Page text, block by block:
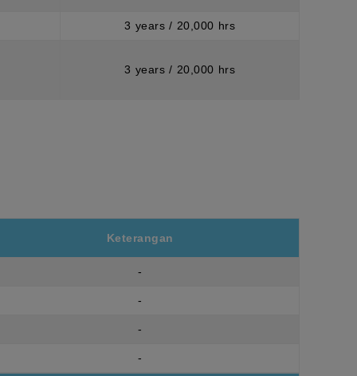
3 years / 20,000 hrs
3 years / 20,000 hrs
Keterangan
-
-
-
-